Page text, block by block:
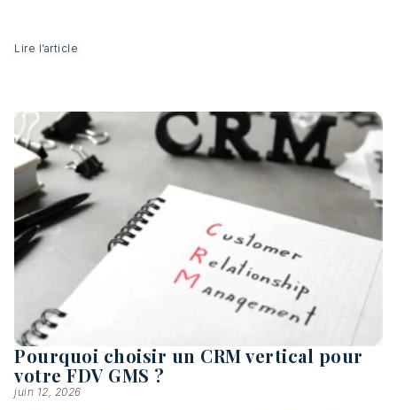
Lire l’article
Pourquoi choisir un CRM vertical pour
votre FDV GMS ?
juin 12, 2026